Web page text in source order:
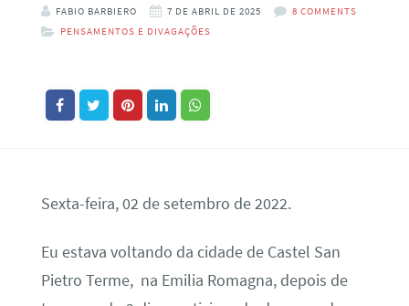
FABIO BARBIERO 7 DE ABRIL DE 2025
8 COMMENTS
PENSAMENTOS E DIVAGAÇÕES
Sexta-feira, 02 de setembro de 2022.
Eu estava voltando da cidade de Castel San
Pietro Terme, na Emilia Romagna, depois de